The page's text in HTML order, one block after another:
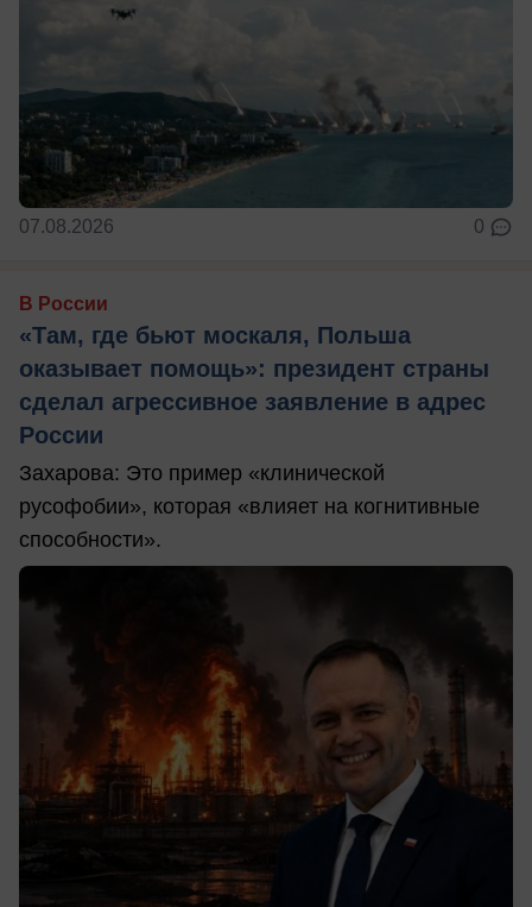
07.08.2026 0
В России
«Там, где бьют москаля, Польша
оказывает помощь»: президент страны
сделал агрессивное заявление в адрес
России
Захарова: Это пример «клинической
русофобии», которая «влияет на когнитивные
способности».